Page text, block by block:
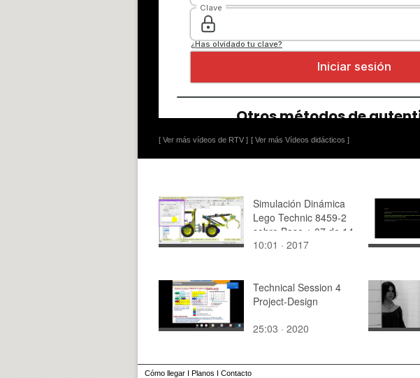
[ Ver más vídeos de RTV ] [ Ver más Vídeos didácticos ]
Simulación Dinámica
Lego Technic 8459-2
sobre Base ¿ 07 de 14
10:01 · 2017
Technical Session 4
Project-Design
25:03 · 2020
Cómo llegar I Planos I Contacto